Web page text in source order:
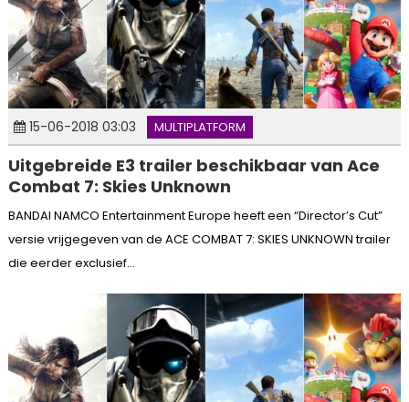
15-06-2018 03:03 MULTIPLATFORM
Uitgebreide E3 trailer beschikbaar van Ace
Combat 7: Skies Unknown
BANDAI NAMCO Entertainment Europe heeft een “Director’s Cut”
versie vrijgegeven van de ACE COMBAT 7: SKIES UNKNOWN trailer
die eerder exclusief...